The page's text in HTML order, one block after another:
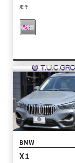
走行：
BMW
X1